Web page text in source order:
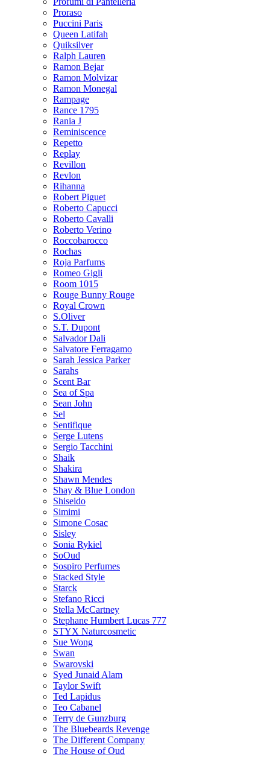
Proraso
Puccini Paris
Queen Latifah
Quiksilver
Ralph Lauren
Ramon Bejar
Ramon Molvizar
Ramon Monegal
Rampage
Rance 1795
Rania J
Reminiscence
Repetto
Replay
Revillon
Revlon
Rihanna
Robert Piguet
Roberto Capucci
Roberto Cavalli
Roberto Verino
Roccobarocco
Rochas
Roja Parfums
Romeo Gigli
Room 1015
Rouge Bunny Rouge
Royal Crown
S.Oliver
S.T. Dupont
Salvador Dali
Salvatore Ferragamo
Sarah Jessica Parker
Sarahs
Scent Bar
Sea of Spa
Sean John
Sel
Sentifique
Serge Lutens
Sergio Tacchini
Shaik
Shakira
Shawn Mendes
Shay & Blue London
Shiseido
Simimi
Simone Cosac
Sisley
Sonia Rykiel
SoOud
Sospiro Perfumes
Stacked Style
Starck
Stefano Ricci
Stella McCartney
Stephane Humbert Lucas 777
STYX Naturсosmetic
Sue Wong
Swan
Swarovski
Syed Junaid Alam
Taylor Swift
Ted Lapidus
Teo Cabanel
Terry de Gunzburg
The Bluebeards Revenge
The Different Company
The House of Oud